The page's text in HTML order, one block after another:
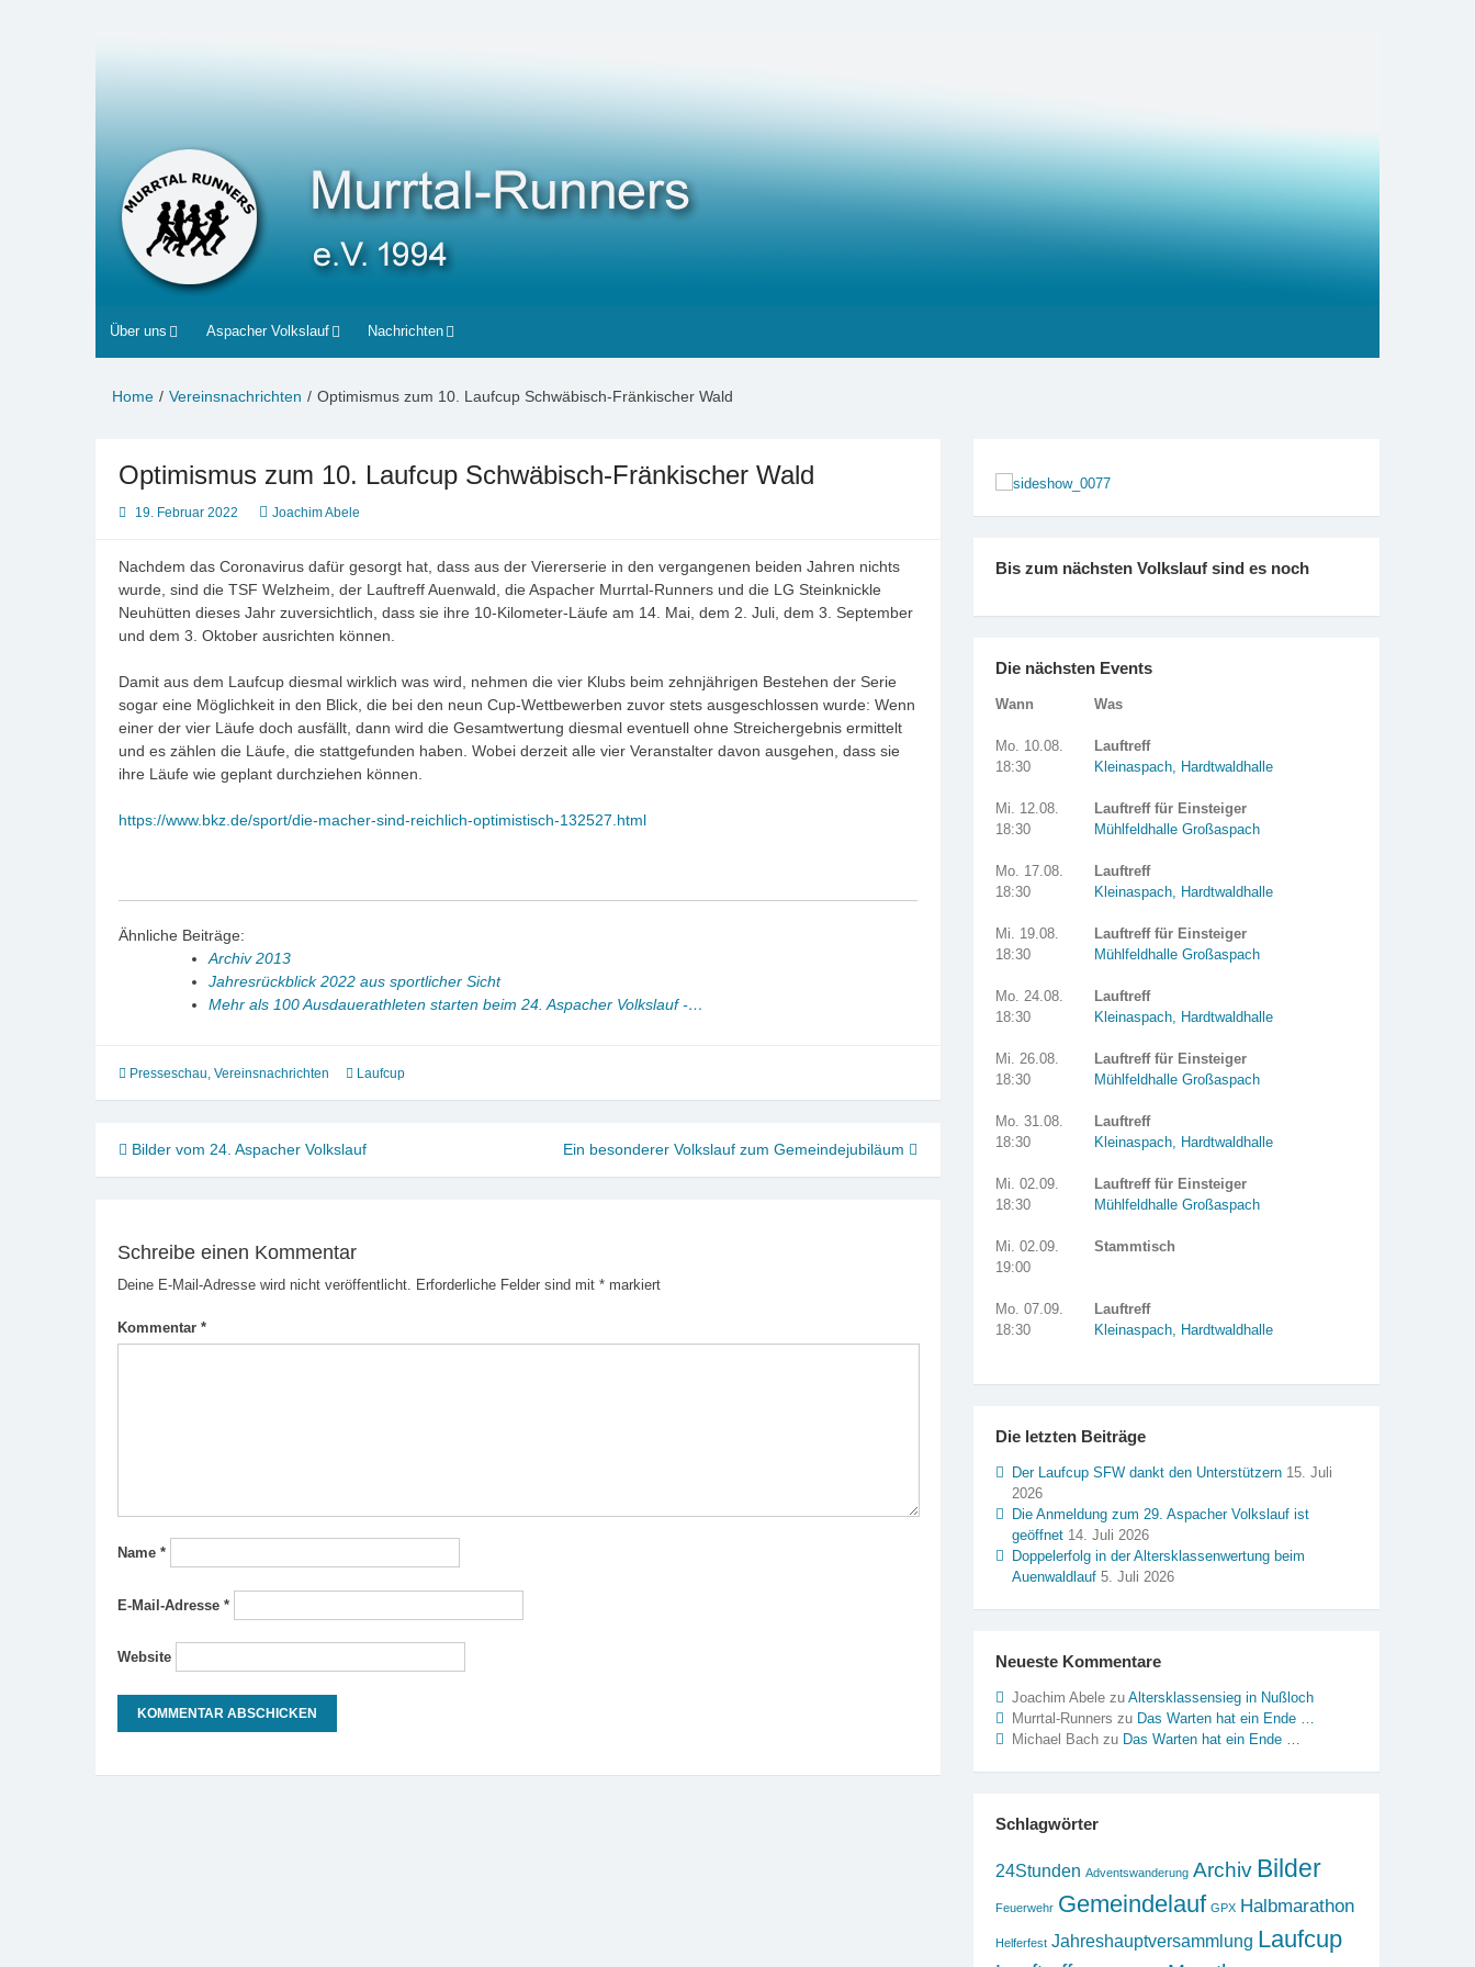
Über uns Aspacher Volkslauf Nachrichten
Home Vereinsnachrichten Optimismus zum 10. Laufcup Schwäbisch-Fränkischer Wald
Optimismus zum 10. Laufcup Schwäbisch-Fränkischer Wald
19. Februar 2022 Joachim Abele
Nachdem das Coronavirus dafür gesorgt hat, dass aus der Viererserie in den vergangenen beiden Jahren nichts
wurde, sind die TSF Welzheim, der Lauftreff Auenwald, die Aspacher Murrtal-Runners und die LG Steinknickle
Neuhütten dieses Jahr zuversichtlich, dass sie ihre 10-Kilometer-Läufe am 14. Mai, dem 2. Juli, dem 3. September
und dem 3. Oktober ausrichten können.
Damit aus dem Laufcup diesmal wirklich was wird, nehmen die vier Klubs beim zehnjährigen Bestehen der Serie
sogar eine Möglichkeit in den Blick, die bei den neun Cup-Wettbewerben zuvor stets ausgeschlossen wurde: Wenn
einer der vier Läufe doch ausfällt, dann wird die Gesamtwertung diesmal eventuell ohne Streichergebnis ermittelt
und es zählen die Läufe, die stattgefunden haben. Wobei derzeit alle vier Veranstalter davon ausgehen, dass sie
ihre Läufe wie geplant durchziehen können.
https://www.bkz.de/sport/die-macher-sind-reichlich-optimistisch-132527.html
Ähnliche Beiträge:
Archiv 2013
Jahresrückblick 2022 aus sportlicher Sicht
Mehr als 100 Ausdauerathleten starten beim 24. Aspacher Volkslauf -…
Presseschau, Vereinsnachrichten Laufcup
Beitragsnavigation
Bilder vom 24. Aspacher Volkslauf Ein besonderer Volkslauf zum Gemeindejubiläum
Schreibe einen Kommentar
Deine E-Mail-Adresse wird nicht veröffentlicht. Erforderliche Felder sind mit *markiert
Kommentar *
Name *
E-Mail-Adresse *
Website
Bis zum nächsten Volkslauf sind es noch
Die nächsten Events
Wann Was
Mo. 10.08.
18:30
Lauftreff
Kleinaspach, Hardtwaldhalle
Mi. 12.08.
18:30
Lauftreff für Einsteiger
Mühlfeldhalle Großaspach
Mo. 17.08.
18:30
Lauftreff
Kleinaspach, Hardtwaldhalle
Mi. 19.08.
18:30
Lauftreff für Einsteiger
Mühlfeldhalle Großaspach
Mo. 24.08.
18:30
Lauftreff
Kleinaspach, Hardtwaldhalle
Mi. 26.08.
18:30
Lauftreff für Einsteiger
Mühlfeldhalle Großaspach
Mo. 31.08.
18:30
Lauftreff
Kleinaspach, Hardtwaldhalle
Mi. 02.09.
18:30
Lauftreff für Einsteiger
Mühlfeldhalle Großaspach
Mi. 02.09.
19:00
Stammtisch
Mo. 07.09.
18:30
Lauftreff
Kleinaspach, Hardtwaldhalle
Die letzten Beiträge
Der Laufcup SFW dankt den Unterstützern 15. Juli
2026
Die Anmeldung zum 29. Aspacher Volkslauf ist
geöffnet 14. Juli 2026
Doppelerfolg in der Altersklassenwertung beim
Auenwaldlauf 5. Juli 2026
Neueste Kommentare
Joachim Abelezu Altersklassensieg in Nußloch
Murrtal-Runners zu Das Warten hat ein Ende …
Michael Bachzu Das Warten hat ein Ende …
Schlagwörter
24Stunden Adventswanderung Archiv Bilder
Feuerwehr Gemeindelauf GPX Halbmarathon
Helferfest Jahreshauptversammlung Laufcup